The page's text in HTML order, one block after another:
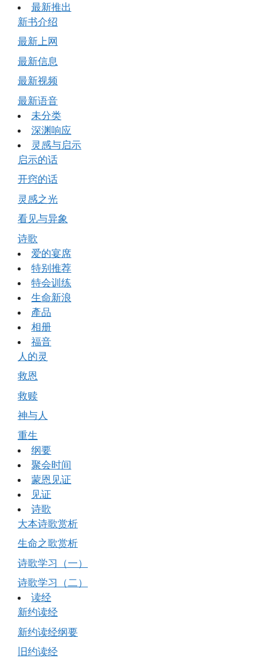
最新推出
新书介绍
最新上网
最新信息
最新视频
最新语音
未分类
深渊响应
灵感与启示
启示的话
开窍的话
灵感之光
看见与异象
诗歌
爱的宴席
特别推荐
特会训练
生命新浪
產品
相册
福音
人的灵
救恩
救赎
神与人
重生
纲要
聚会时间
蒙恩见证
见证
诗歌
大本诗歌赏析
生命之歌赏析
诗歌学习（一）
诗歌学习（二）
读经
新约读经
新约读经纲要
旧约读经